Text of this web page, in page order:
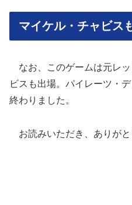
マイケル・チャビス
なお、このゲームは元レ
ビスも出場。パイレーツ・
終わりました。
お読みいただき、ありがと